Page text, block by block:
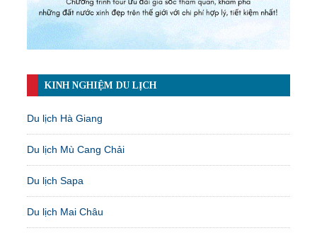
KINH NGHIỆM DU LỊCH
Du lịch Hà Giang
Du lịch Mù Cang Chải
Du lịch Sapa
Du lịch Mai Châu